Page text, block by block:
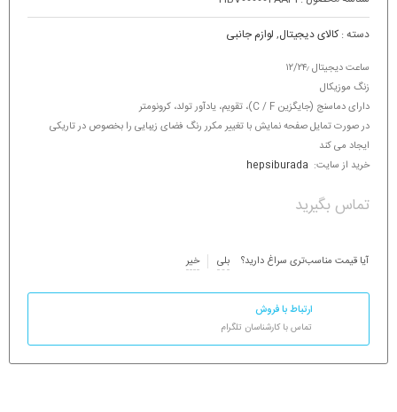
دسته :کالای دیجیتال, لوازم جانبی
ساعت دیجیتال ۱۲/۲۴٫
زنگ موزیکال
دارای دماسنج (جایگزین C / F)،
تقویم، یادآور تولد، کرونومتر
در صورت تمایل صفحه نمایش با تغییر مکرر رنگ فضای زیبایی را بخصوص در تاریکی
ایجاد می کند
خرید از سایت: hepsiburada
تماس بگیرید
آیا قیمت مناسب‌تری سراغ دارید؟ بلی خیر
ارتباط با فروش
تماس با کارشناسان تلگرام